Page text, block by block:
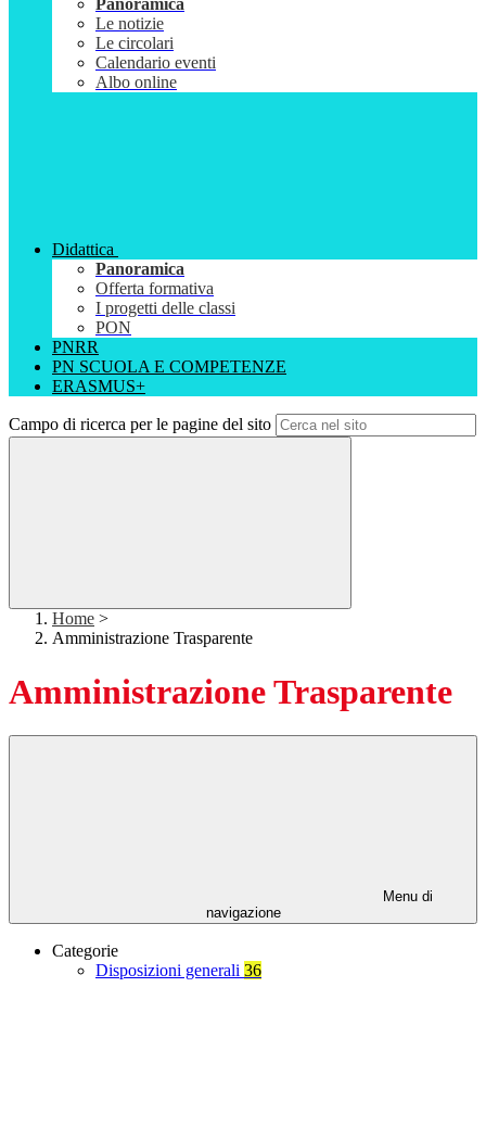
Panoramica
Le notizie
Le circolari
Calendario eventi
Albo online
Didattica
Panoramica
Offerta formativa
I progetti delle classi
PON
PNRR
PN SCUOLA E COMPETENZE
ERASMUS+
Campo di ricerca per le pagine del sito
Home >
Amministrazione Trasparente
Amministrazione Trasparente
Menu di
navigazione
Categorie
Disposizioni generali 36